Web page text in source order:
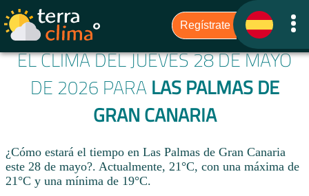
EL CLIMA DEL JUEVES 28 DE MAYO
DE 2026 PARA LAS PALMAS DE
GRAN CANARIA
¿Cómo estará el tiempo en Las Palmas de Gran Canaria
este 28 de mayo?. Actualmente, 21°C, con una máxima de
21°C y una mínima de 19°C.